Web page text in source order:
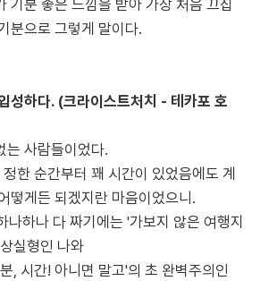
기분 좋은 느낌을 받아 가장 처음 끄집
분으로 그렇게 말이다.
성하다. (크라이스트처치 - 테카포 호
는 사람들이었다.
한 순간부터 꽤 시간이 있었음에도 계
떻게든 되겠지란 마음이었으니.
나하나 다 짜기에는 '가보지 않은 여행지
실형인 나와
, 시간! 아니면 말고'의 초 완벽주의인